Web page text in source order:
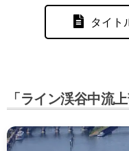
タイト
「ライン渓谷中流